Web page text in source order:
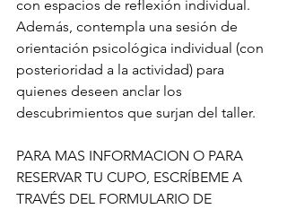
con espacios de reflexión individual.
Además, contempla una sesión de
orientación psicológica individual (con
posterioridad a la actividad) para
quienes deseen anclar los
descubrimientos que surjan del taller.
PARA MAS INFORMACION O PARA
RESERVAR TU CUPO, ESCRÍBEME A
TRAVÉS DEL FORMULARIO DE